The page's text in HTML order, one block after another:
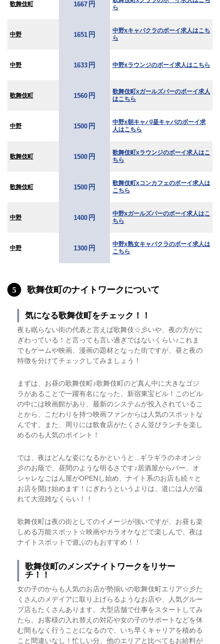
歌舞伎町 1667 円
ら
中野 1651 円
中野xキャバクラのボーイ求人はこち
ら
中野 1633 円 中野xラウンジのボーイ求人はこちら
歌舞伎町 1560 円
歌舞伎町xガールズバーのボーイ求人
はこちら
中野 1500 円
中野x朝キャバ/昼キャバのボーイ求
人はこちら
歌舞伎町 1500 円
歌舞伎町xラウンジのボーイ求人はこ
ちら
歌舞伎町 1500 円
歌舞伎町xコンカフェのボーイ求人は
こちら
中野 1400 円
中野xガールズバーのボーイ求人はこ
ちら
中野 1300 円
中野x熟女キャバクラのボーイ求人は
こちら
5 歌舞伎町のナイトワークについて
気になる歌舞伎町をチェック！！
夜も眠らない街の代表と言えば歌舞伎☆彡いや、夜の方がに
ぎわっている！と言っても言い過ぎではないくらい♪これま
でもゲームや映画、漫画の題材となった街ですが、昼と夜の
特徴を分けてチェックしてみましょう！
まずは、お昼の歌舞伎町♪歌舞伎町のど真ん中に大きなゴジ
ラがあることで一躍有名になった、新宿東宝ビル！このビル
の中には映画館があり、最新のシステムが投入されているこ
とから、こだわりを持つ映画ファンからは人気のスポットな
んです。また、周りには飲食店がたくさん並びランチを楽し
めるのも人気のポイント！
では、夜はどんな姿になるかというと...ギラギラのネオン☆
彡のお蔭で、昼間のような明るさです♪居酒屋からバー、オ
シャレなごはん屋がOPENし始め、ナイト系のお店も続々と
お店を開け始めます！にぎわうというよりは、道には人が溢
れて大混雑なくらい！！
歌舞伎町は夜の街としてのイメージが強いですが、お昼も楽
しめる万能スポット☆映画やカラオケなどで楽しんで、夜は
ナイトスポットで遊ぶのもおすすめ！！
歌舞伎町のメンズナイトワークをリサー
チ！！
女の子のからも人気のお店が勢揃いの歌舞伎町エリア☆彡た
くさんのメデイアに取り上げらるようなお店や、人気グルー
プ店もたくさんあります。大型店舗で仕事をスタートしてみ
たら、お客様の入れ替えの対応や女の子のサポートなどを休
む間もなく行うことになるので、いち早くキャリアを積める
こと間違いなし！忙しい分、他のエリアと比べてもお給料が